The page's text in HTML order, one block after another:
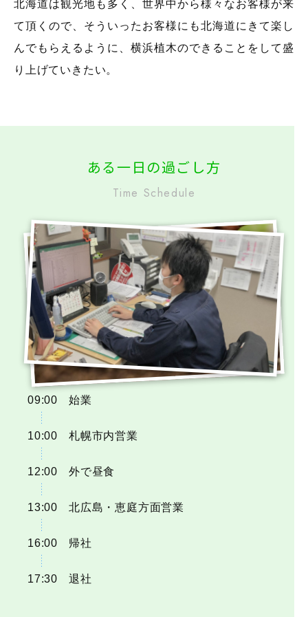
北海道は観光地も多く、世界中から様々なお客様が来
て頂くので、そういったお客様にも北海道にきて楽し
んでもらえるように、横浜植木のできることをして盛
り上げていきたい。
ある一日の過ごし方
Time Schedule
09:00 始業
10:00 札幌市内営業
12:00 外で昼食
13:00 北広島・恵庭方面営業
16:00 帰社
17:30 退社